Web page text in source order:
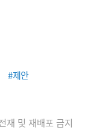
#제안
재 및 재배포 금지